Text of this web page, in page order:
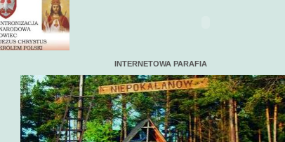
INTERNETOWA PARAFIA